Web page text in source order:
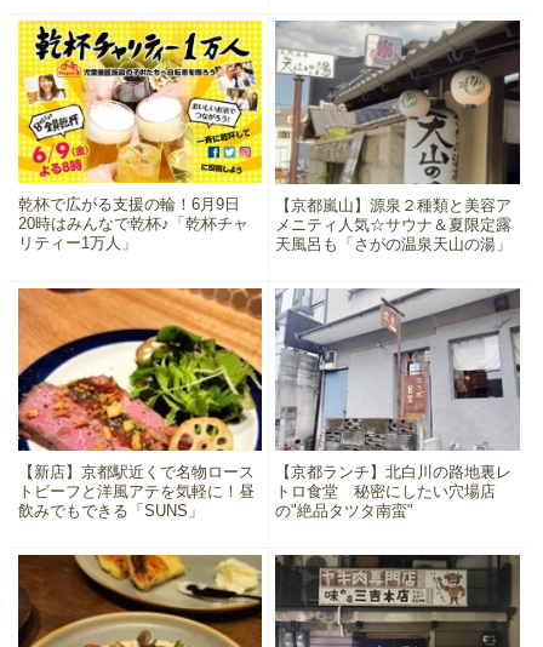
乾杯で広がる支援の輪！6月9日
20時はみんなで乾杯♪「乾杯チャ
リティー1万人」
【京都嵐山】源泉２種類と美容ア
メニティ人気☆サウナ＆夏限定露
天風呂も「さがの温泉天山の湯」
【新店】京都駅近くで名物ロース
トビーフと洋風アテを気軽に！昼
飲みでもできる「SUNS」
【京都ランチ】北白川の路地裏レ
トロ食堂 秘密にしたい穴場店
の"絶品タツタ南蛮"